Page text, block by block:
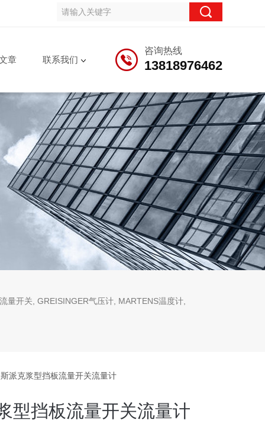
咨询热线
13818976462
章 联系我们
量开关, GREISINGER气压计, MARTENS温度计,
派克浆型挡板流量开关流量计
型挡板流量开关流量计